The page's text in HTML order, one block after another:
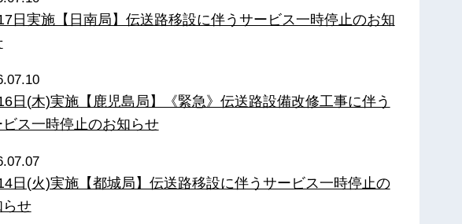
日実施【日南局】伝送路移設に伴うサービス一時停止のお知
日(木)実施【鹿児島局】《緊急》伝送路設備改修工事に伴う
ビス一時停止のお知らせ
日(火)実施【都城局】伝送路移設に伴うサービス一時停止の
らせ